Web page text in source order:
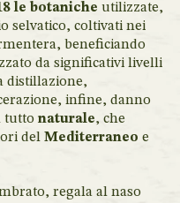
le botaniche utilizzate,
selvatico, coltivati nei
beneficiando
da significativi livelli
distillazione,
infine, danno
tutto naturale, che
del Mediterraneo e
regala al naso